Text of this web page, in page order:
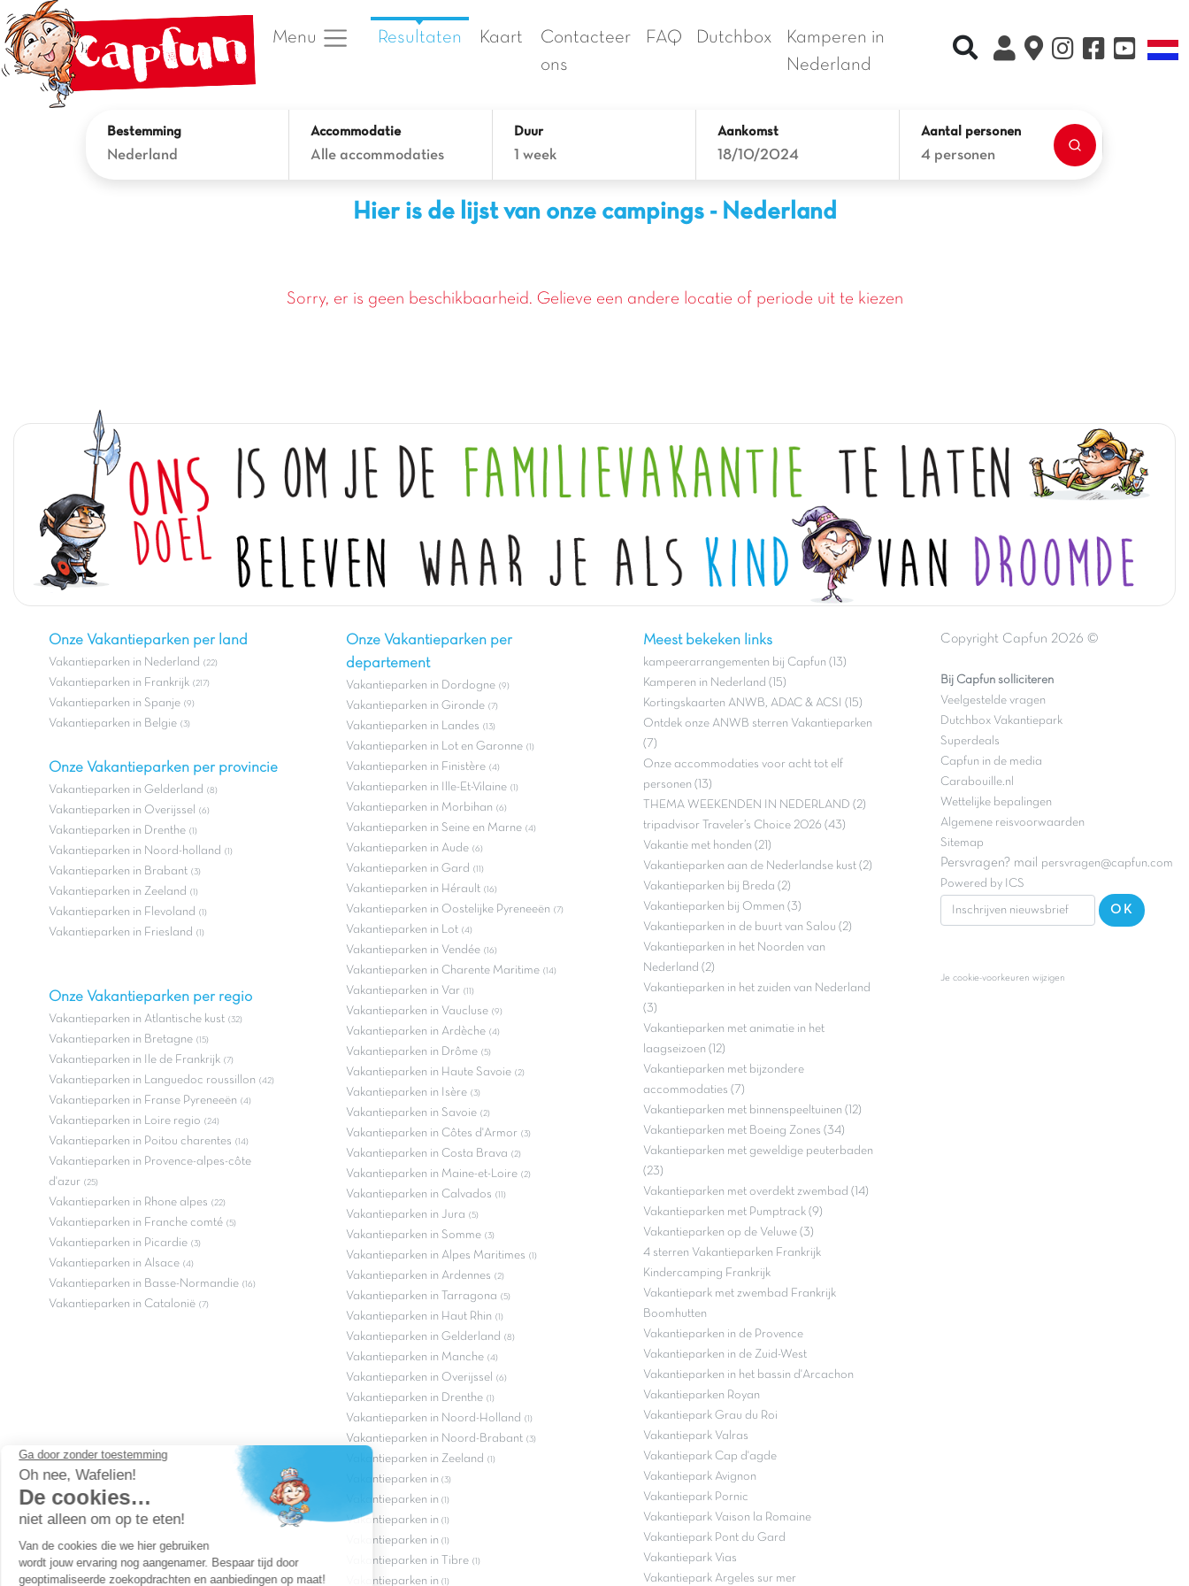
Menu Resultaten Kaart
Contacteer
ons
FAQ Dutchbox
Kamperen in
Nederland
Recherche rapide
Bestemming
Nederland
Accommodatie
Alle accommodaties
Duur
1 week
Aankomst
18/10/2024
Aantal personen
4 personen
Hier is de lijst van onze campings - Nederland
Sorry, er is geen beschikbaarheid. Gelieve een andere locatie of periode uit te kiezen
Onze Vakantieparken per land
Vakantieparken in Nederland (22)
Vakantieparken in Frankrijk (217)
Vakantieparken in Spanje (9)
Vakantieparken in Belgie (3)
Onze Vakantieparken per provincie
Vakantieparken in Gelderland (8)
Vakantieparken in Overijssel (6)
Vakantieparken in Drenthe (1)
Vakantieparken in Noord-holland (1)
Vakantieparken in Brabant (3)
Vakantieparken in Zeeland (1)
Vakantieparken in Flevoland (1)
Vakantieparken in Friesland (1)
Onze Vakantieparken per regio
Vakantieparken in Atlantische kust (32)
Vakantieparken in Bretagne (15)
Vakantieparken in Ile de Frankrijk (7)
Vakantieparken in Languedoc roussillon (42)
Vakantieparken in Franse Pyreneeën (4)
Vakantieparken in Loire regio (24)
Vakantieparken in Poitou charentes (14)
Vakantieparken in Provence-alpes-côte
d'azur (25)
Vakantieparken in Rhone alpes (22)
Vakantieparken in Franche comté (5)
Vakantieparken in Picardie (3)
Vakantieparken in Alsace (4)
Vakantieparken in Basse-Normandie (16)
Vakantieparken in Catalonië (7)
Onze Vakantieparken per
departement
Vakantieparken in Dordogne (9)
Vakantieparken in Gironde (7)
Vakantieparken in Landes (13)
Vakantieparken in Lot en Garonne (1)
Vakantieparken in Finistère (4)
Vakantieparken in Ille-Et-Vilaine (1)
Vakantieparken in Morbihan (6)
Vakantieparken in Seine en Marne (4)
Vakantieparken in Aude (6)
Vakantieparken in Gard (11)
Vakantieparken in Hérault (16)
Vakantieparken in Oostelijke Pyreneeën (7)
Vakantieparken in Lot (4)
Vakantieparken in Vendée (16)
Vakantieparken in Charente Maritime (14)
Vakantieparken in Var (11)
Vakantieparken in Vaucluse (9)
Vakantieparken in Ardèche (4)
Vakantieparken in Drôme (5)
Vakantieparken in Haute Savoie (2)
Vakantieparken in Isère (3)
Vakantieparken in Savoie (2)
Vakantieparken in Côtes d'Armor (3)
Vakantieparken in Costa Brava (2)
Vakantieparken in Maine-et-Loire (2)
Vakantieparken in Calvados (11)
Vakantieparken in Jura (5)
Vakantieparken in Somme (3)
Vakantieparken in Alpes Maritimes (1)
Vakantieparken in Ardennes (2)
Vakantieparken in Tarragona (5)
Vakantieparken in Haut Rhin (1)
Vakantieparken in Gelderland (8)
Vakantieparken in Manche (4)
Vakantieparken in Overijssel (6)
Vakantieparken in Drenthe (1)
Vakantieparken in Noord-Holland (1)
Vakantieparken in Noord-Brabant (3)
Vakantieparken in Zeeland (1)
Vakantieparken in (3)
Vakantieparken in (1)
Vakantieparken in (1)
Vakantieparken in (1)
Vakantieparken in Tibre (1)
Vakantieparken in (1)
Meest bekeken links
kampeerarrangementen bij Capfun (13)
Kamperen in Nederland (15)
Kortingskaarten ANWB, ADAC & ACSI (15)
Ontdek onze ANWB sterren Vakantieparken
(7)
Onze accommodaties voor acht tot elf
personen (13)
THEMA WEEKENDEN IN NEDERLAND (2)
tripadvisor Traveler’s Choice 2026 (43)
Vakantie met honden (21)
Vakantieparken aan de Nederlandse kust (2)
Vakantieparken bij Breda (2)
Vakantieparken bij Ommen (3)
Vakantieparken in de buurt van Salou (2)
Vakantieparken in het Noorden van
Nederland (2)
Vakantieparken in het zuiden van Nederland
(3)
Vakantieparken met animatie in het
laagseizoen (12)
Vakantieparken met bijzondere
accommodaties (7)
Vakantieparken met binnenspeeltuinen (12)
Vakantieparken met Boeing Zones (34)
Vakantieparken met geweldige peuterbaden
(23)
Vakantieparken met overdekt zwembad (14)
Vakantieparken met Pumptrack (9)
Vakantieparken op de Veluwe (3)
4 sterren Vakantieparken Frankrijk
Kindercamping Frankrijk
Vakantiepark met zwembad Frankrijk
Boomhutten
Vakantieparken in de Provence
Vakantieparken in de Zuid-West
Vakantieparken in het bassin d'Arcachon
Vakantieparken Royan
Vakantiepark Grau du Roi
Vakantiepark Valras
Vakantiepark Cap d'agde
Vakantiepark Avignon
Vakantiepark Pornic
Vakantiepark Vaison la Romaine
Vakantiepark Pont du Gard
Vakantiepark Vias
Vakantiepark Argeles sur mer
Copyright Capfun 2026 ©
Bij Capfun solliciteren
Veelgestelde vragen
Dutchbox Vakantiepark
Superdeals
Capfun in de media
Carabouille.nl
Wettelijke bepalingen
Algemene reisvoorwaarden
Sitemap
Persvragen? mail
persvragen@capfun.com
Powered by ICS
OK
Je cookie-voorkeuren wijzigen